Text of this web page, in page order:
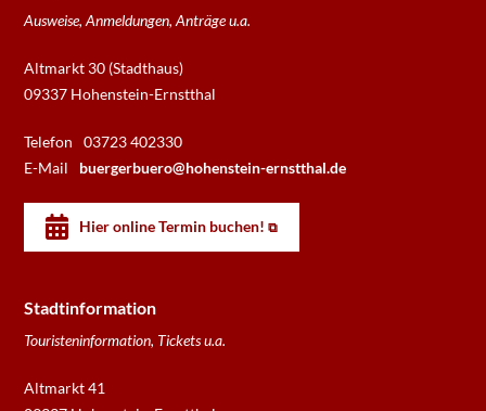
Ausweise, Anmeldungen, Anträge u.a.
Altmarkt 30 (Stadthaus)
09337 Hohenstein-Ernstthal
Telefon
03723 402330
E-Mail
buergerbuero@hohenstein-ernstthal.de
Hier online Termin buchen!
Stadtinformation
Touristeninformation, Tickets u.a.
Altmarkt 41